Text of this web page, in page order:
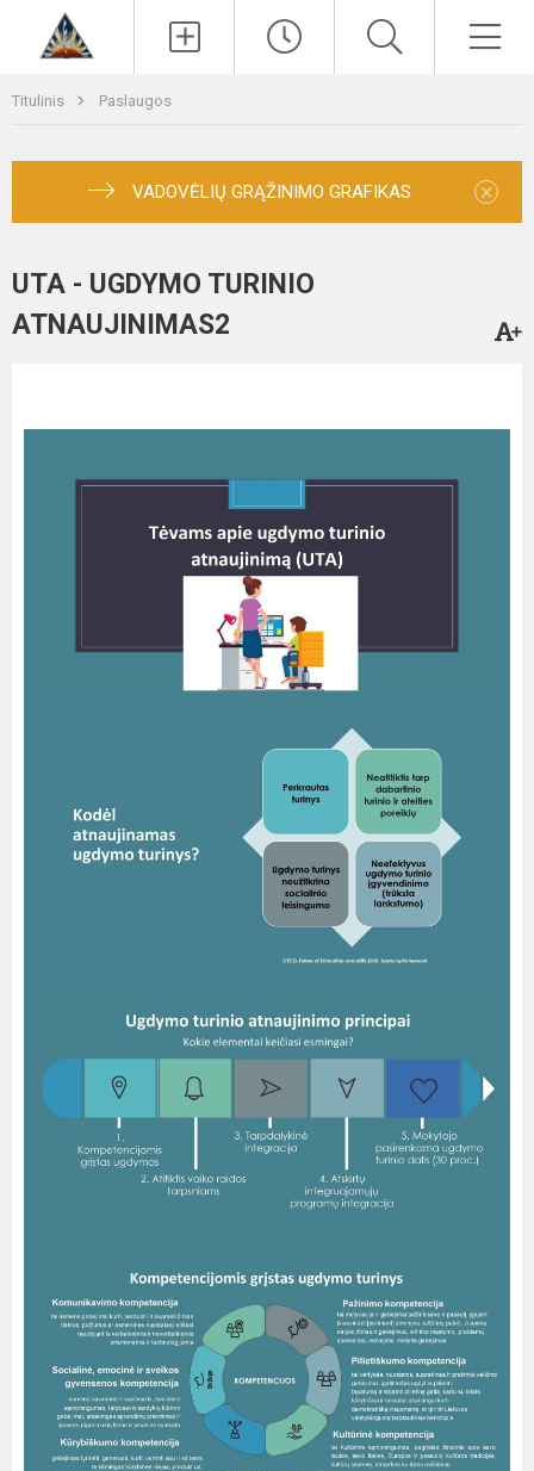
Titulinis Paslaugos
VADOVĖLIŲ GRĄŽINIMO GRAFIKAS ×
UTA - UGDYMO TURINIO
ATNAUJINIMAS2